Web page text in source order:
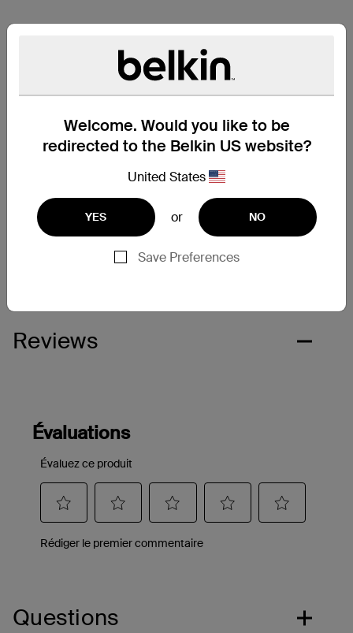
Welcome. Would you like to be
redirected to the Belkin US website?
United States
YES or NO
Save Preferences
Contenu de la boîte
Compatibilité
Soutien
Reviews
Questions